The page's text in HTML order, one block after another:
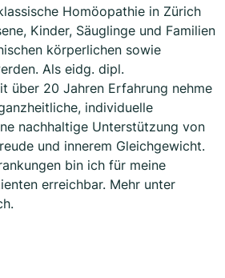
Homöopathie in Zürich
Kinder, Säuglinge und Familien
körperlichen sowie
Als eidg. dipl.
über 20 Jahren Erfahrung nehme
individuelle
nachhaltige Unterstützung von
und innerem Gleichgewicht.
bin ich für meine
erreichbar. Mehr unter